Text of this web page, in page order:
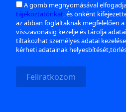
A gomb megnyomásával
tájékoztatónkat, és önként
az abban foglaltaknak megfelelően
visszavonásig kezelje és tárolja
tiltakozhat személyes adatai
kérheti adatainak
Feliratkozom